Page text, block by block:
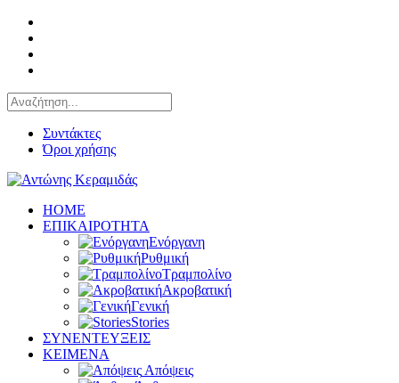
Συντάκτες
Όροι χρήσης
HOME
ΕΠΙΚΑΙΡΟΤΗΤΑ
Ενόργανη
Ρυθμική
Τραμπολίνο
Ακροβατική
Γενική
Stories
ΣΥΝΕΝΤΕΥΞΕΙΣ
KEIMENA
Απόψεις